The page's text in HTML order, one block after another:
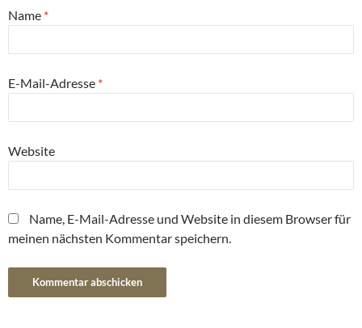
Name *
E-Mail-Adresse *
Website
Name, E-Mail-Adresse und Website in diesem Browser für
meinen nächsten Kommentar speichern.